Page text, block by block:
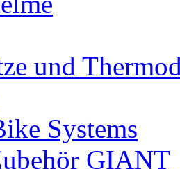
und
Systems
GIANT